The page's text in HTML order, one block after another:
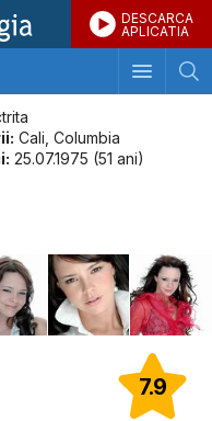
DESCARCA
APLICATIA
Cali, Columbia
25.07.1975 (51 ani)
7.9